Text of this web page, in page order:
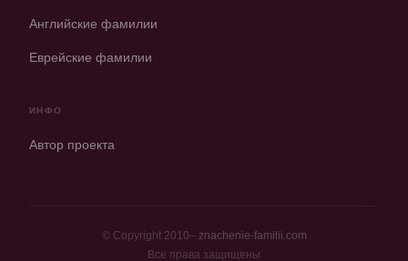
Английские фамилии
Еврейские фамилии
ИНФО
Автор проекта
© Copyright 2010– znachenie-familii.com
Все права защищены